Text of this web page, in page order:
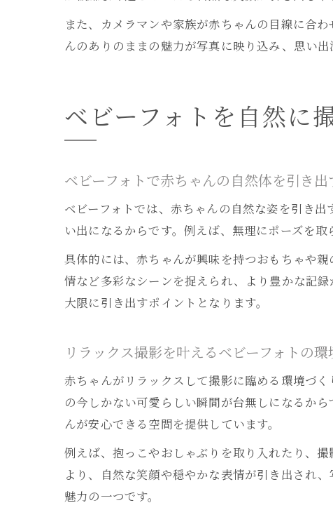
また、カメラマンや家族が赤ちゃんの目線に合
んのありのままの魅力が写真に映り込み、思い出
ベビーフォトを自然に
ベビーフォトで赤ちゃんの自然体を引き出
ベビーフォトでは、赤ちゃんの自然な姿を引き
い出になるからです。例えば、無理にポーズを
具体的には、赤ちゃんが興味を持つおもちゃや
情など多彩なシーンを捉えられ、より豊かな記
大限に引き出すポイントとなります。
リラックス撮影を叶えるベビーフォトの環
赤ちゃんがリラックスして撮影に臨める環境づ
の今しかない可愛らしい瞬間が台無しになるか
んが安心できる空間を提供しています。
例えば、抱っこやおしゃぶりを取り入れたり、
より、自然な笑顔や穏やかな表情が引き出され
魅力の一つです。